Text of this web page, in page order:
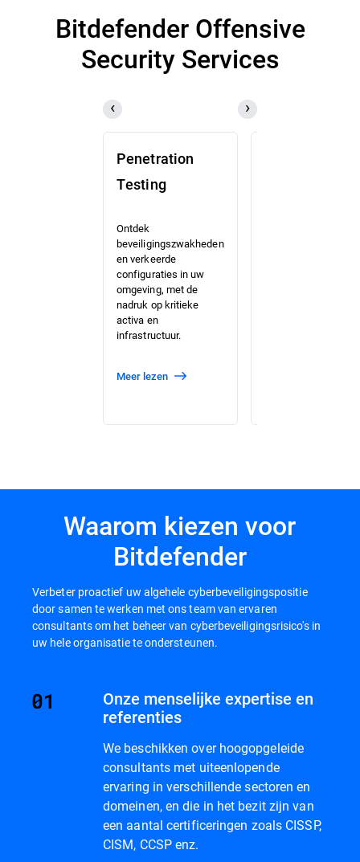
Bitdefender Offensive
Security Services
Penetration
Testing
Ontdek
beveiligingszwakheden
en verkeerde
configuraties in uw
omgeving, met de
nadruk op kritieke
activa en
infrastructuur.
meer lezen
Waarom kiezen voor
Bitdefender
Verbeter proactief uw algehele cyberbeveiligingspositie
door samen te werken met ons team van ervaren
consultants om het beheer van cyberbeveiligingsrisico's in
uw hele organisatie te ondersteunen.
Onze menselijke expertise en
referenties
We beschikken over hoogopgeleide
consultants met uiteenlopende
ervaring in verschillende sectoren en
domeinen, en die in het bezit zijn van
een aantal certificeringen zoals CISSP,
CISM, CCSP enz.